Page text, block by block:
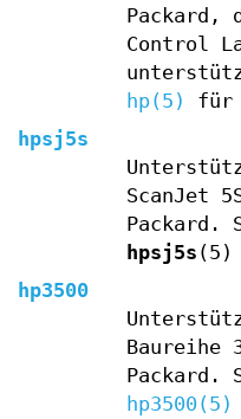
Packard,
Control
hp(5)
für
hpsj5s
ScanJet
Packard.
hpsj5s (5)
hp3500
Baureihe
Packard.
hp3500(5)